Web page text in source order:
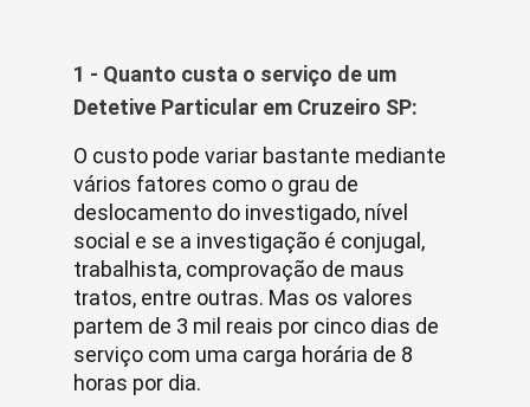
1 - Quanto custa o serviço de um
Detetive Particular em Cruzeiro SP:
O custo pode variar bastante mediante
vários fatores como o grau de
deslocamento do investigado, nível
social e se a investigação é conjugal,
trabalhista, comprovação de maus
tratos, entre outras. Mas os valores
partem de 3 mil reais por cinco dias de
serviço com uma carga horária de 8
horas por dia.